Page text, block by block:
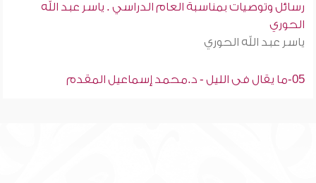
رسائل وتوصيات بمناسبة العام الدراسي . ياسر عبد الله
الحوري
ياسر عبد الله الحوري
05-ما يقال فى الليل - د.محمد إسماعيل المقدم